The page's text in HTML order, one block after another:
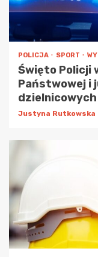
POLICJA SPORT
Święto Policji
Państwowej i
Justyna Rutkowska